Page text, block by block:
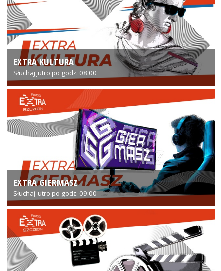
EXTRA KULTURA
Słuchaj jutro po godz. 08:00
EXTRA GIERMASZ
Słuchaj jutro po godz. 09:00